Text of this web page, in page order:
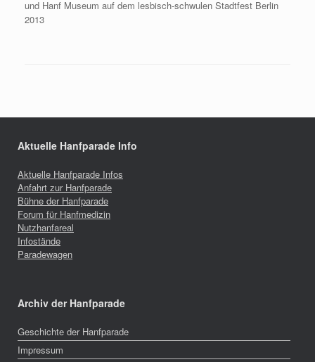
und Hanf Museum auf dem lesbisch-schwulen Stadtfest Berlin
2013
Aktuelle Hanfparade Info
Aktuelle Hanfparade Infos
Anfahrt zur Hanfparade
Bühne der Hanfparade
Forum für Hanfmedizin
Nutzhanfareal
Infostände
Paradewagen
Archiv der Hanfparade
Geschichte der Hanfparade
Impressum